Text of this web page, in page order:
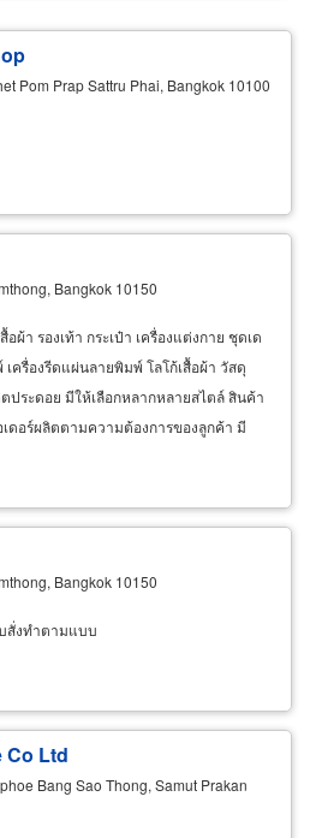
Pom Prap Sattru Phai, Bangkok 10100
Bangkok 10150
า รองเท้า กระเป๋า เครื่องแต่งกาย ชุดเด
รื่องรีดแผ่นลายพิมพ์ โลโก้เสื้อผ้า วัสดุ
ประดอย มีให้เลือกหลากหลายสไตล์ สินค้า
อร์ผลิตตามความต้องการของลูกค้า มี
Bangkok 10150
สั่งทำตามแบบ
Co Ltd
Bang Sao Thong, Samut Prakan